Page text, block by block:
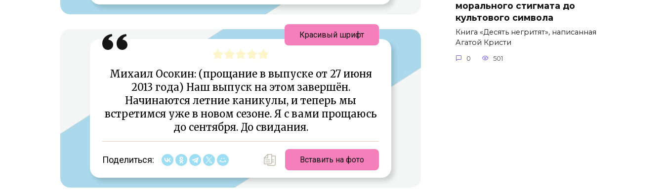
Михаил Осокин: (прощание в выпуске от 27 июня
2013 года) Наш выпуск на этом завершён.
Начинаются летние каникулы, и теперь мы
встретимся уже в новом сезоне. Я с вами прощаюсь
до сентября. До свидания.
Поделиться: Вставить на фото
Красивый шрифт
морального стигмата до
культового символа
Книга «Десять негритят», написанная
Агатой Кристи
0 501